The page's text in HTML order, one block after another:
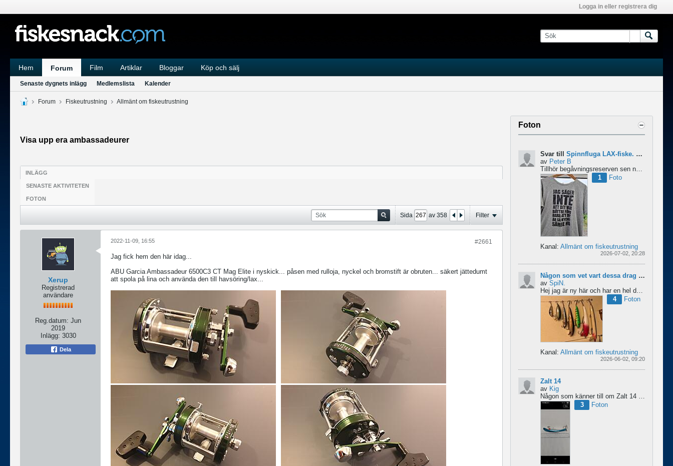
Logga in eller registrera dig
Hem Forum Film Artiklar Bloggar Köp och sälj
Senaste dygnets inlägg Medlemslista Kalender
Forum Fiskeutrustning Allmänt om fiskeutrustning
Visa upp era ambassadeurer
INLÄGG
SENASTE AKTIVITETEN
FOTON
Sida av 358 Filter
Xerup
Registrerad
användare
Reg.datum: Jun
2019
Inlägg: 3030
Dela
#2661
2022-11-09, 16:55
Jag fick hem den här idag...
ABU Garcia Ambassadeur 6500C3 CT Mag Elite i nyskick... påsen med rulloja, nyckel och bromstift är obruten... säkert jättedumt
att spola på lina och använda den till havsöring/lax...
Foton
Svar till Spinnfluga LAX-fiske. Abu 6500 pro rocket - Lina för kort?
av Peter B
Tillhör begåvningsreserven sen ngr år , bidrar med denna devis.
1
Foto
Kanal: Allmänt om fiskeutrustning
2026-07-02, 20:28
Någon som vet vart dessa drag kommer från ?
av SpiN.
4
Foton
Kanal: Allmänt om fiskeutrustning
2026-06-02, 09:20
Zalt 14
av Kig
Någon som känner till om Zalt 14 någongång tillverkats med fenor?
3
Foton